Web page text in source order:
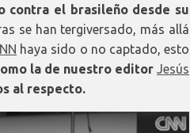
contra el brasileño desde su
se han tergiversado, más allá
haya sido o no captado, esto
la de nuestro editor Jesús
al respecto.